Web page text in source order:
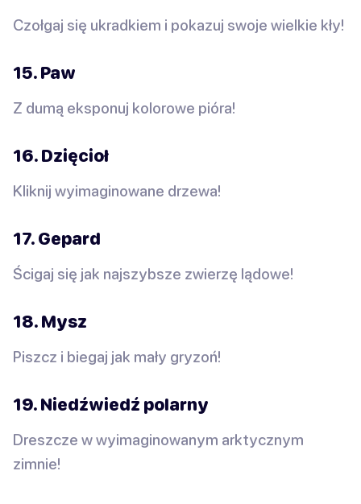
Czołgaj się ukradkiem i pokazuj swoje wielkie kły!
15. Paw
Z dumą eksponuj kolorowe pióra!
16. Dzięcioł
Kliknij wyimaginowane drzewa!
17. Gepard
Ścigaj się jak najszybsze zwierzę lądowe!
18. Mysz
Piszcz i biegaj jak mały gryzoń!
19. Niedźwiedź polarny
Dreszcze w wyimaginowanym arktycznym
zimnie!